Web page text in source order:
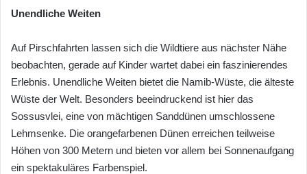
Unendliche Weiten
Auf Pirschfahrten lassen sich die Wildtiere aus nächster Nähe
beobachten, gerade auf Kinder wartet dabei ein faszinierendes
Erlebnis. Unendliche Weiten bietet die Namib-Wüste, die älteste
Wüste der Welt. Besonders beeindruckend ist hier das
Sossusvlei, eine von mächtigen Sanddünen umschlossene
Lehmsenke. Die orangefarbenen Dünen erreichen teilweise
Höhen von 300 Metern und bieten vor allem bei Sonnenaufgang
ein spektakuläres Farbenspiel.